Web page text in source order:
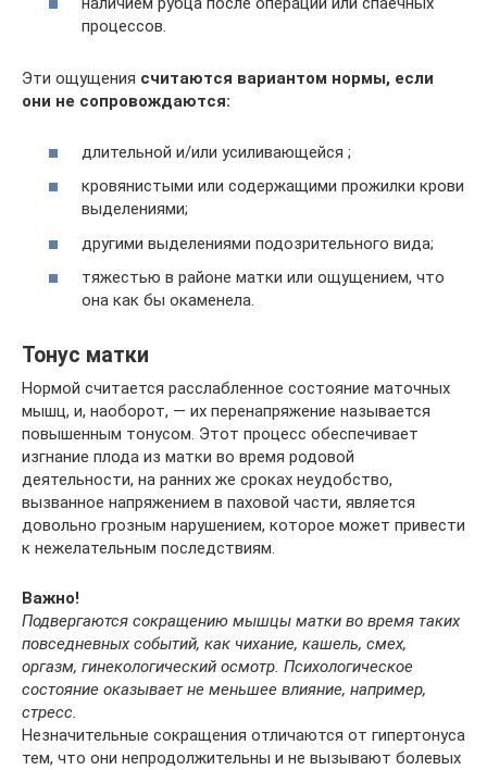
процессов.
Эти ощущения считаются вариантом нормы, если
они не сопровождаются:
длительной и/или усиливающейся ;
кровянистыми или содержащими прожилки крови
выделениями;
другими выделениями подозрительного вида;
тяжестью в районе матки или ощущением, что
она как бы окаменела.
Тонус матки
Нормой считается расслабленное состояние маточных
мышц, и, наоборот, — их перенапряжение называется
повышенным тонусом. Этот процесс обеспечивает
изгнание плода из матки во время родовой
деятельности, на ранних же сроках неудобство,
вызванное напряжением в паховой части, является
довольно грозным нарушением, которое может привести
к нежелательным последствиям.
Важно!
Подвергаются сокращению мышцы матки во время таких
повседневных событий, как чихание, кашель, смех,
оргазм, гинекологический осмотр. Психологическое
состояние оказывает не меньшее влияние, например,
стресс.
Незначительные сокращения отличаются от гипертонуса
тем, что они непродолжительны и не вызывают болевых